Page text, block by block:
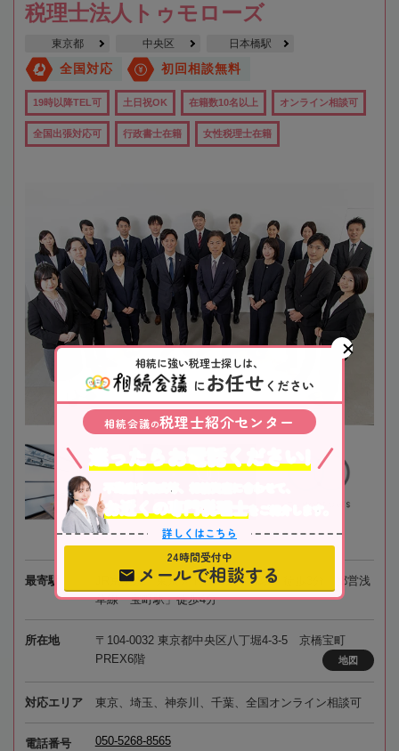
税理士法人トゥモローズ
東京都 中央区 日本橋駅
全国対応 初回相談無料
19時以降TEL可 土日祝OK 在籍数10名以上 オンライン相談可
全国出張対応可 行政書士在籍 女性税理士在籍
最寄駅
JR京葉線、東京メトロ「八丁堀駅」徒歩3分、都営浅
草線「宝町駅」徒歩4分
所在地
〒104-0032 東京都中央区八丁堀4-3-5 京橋宝町
PREX6階
地図
対応エリア 東京、埼玉、神奈川、千葉、全国オンライン相談可
電話番号 050-5268-8565
相続に強い税理士探しは、
にお任せ ください
相続会議の税理士紹介センター
不動産や株式等、相続資産に合わせて、
お近くの専門税理士
をご紹介します。
詳しくはこちら
24時間受付中
メールで相談する